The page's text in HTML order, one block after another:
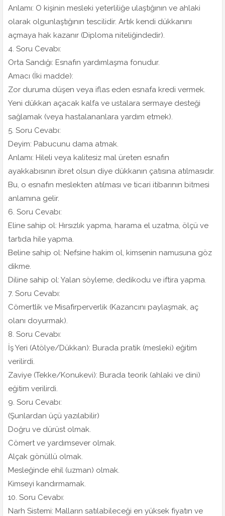
Anlamı: O kişinin mesleki yeterliliğe ulaştığının ve ahlaki
olarak olgunlaştığının tescilidir. Artık kendi dükkanını
açmaya hak kazanır (Diploma niteliğindedir).
4. Soru Cevabı:
Orta Sandığı: Esnafın yardımlaşma fonudur.
Amacı (İki madde):
Zor duruma düşen veya iflas eden esnafa kredi vermek.
Yeni dükkan açacak kalfa ve ustalara sermaye desteği
sağlamak (veya hastalananlara yardım etmek).
5. Soru Cevabı:
Deyim: Pabucunu dama atmak.
Anlamı: Hileli veya kalitesiz mal üreten esnafın
ayakkabısının ibret olsun diye dükkanın çatısına atılmasıdır.
Bu, o esnafın meslekten atılması ve ticari itibarının bitmesi
anlamına gelir.
6. Soru Cevabı:
Eline sahip ol: Hırsızlık yapma, harama el uzatma, ölçü ve
tartıda hile yapma.
Beline sahip ol: Nefsine hakim ol, kimsenin namusuna göz
dikme.
Diline sahip ol: Yalan söyleme, dedikodu ve iftira yapma.
7. Soru Cevabı:
Cömertlik ve Misafirperverlik (Kazancını paylaşmak, aç
olanı doyurmak).
8. Soru Cevabı:
İş Yeri (Atölye/Dükkan): Burada pratik (mesleki) eğitim
verilirdi.
Zaviye (Tekke/Konukevi): Burada teorik (ahlaki ve dini)
eğitim verilirdi.
9. Soru Cevabı:
(Şunlardan üçü yazılabilir)
Doğru ve dürüst olmak.
Cömert ve yardımsever olmak.
Alçak gönüllü olmak.
Mesleğinde ehil (uzman) olmak.
Kimseyi kandırmamak.
10. Soru Cevabı:
Narh Sistemi: Malların satılabileceği en yüksek fiyatın ve